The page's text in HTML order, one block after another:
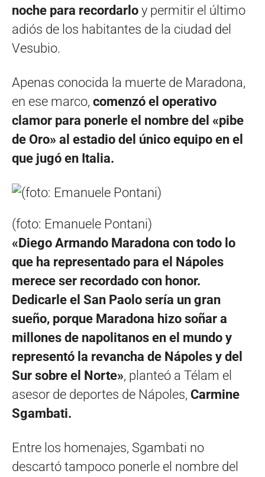
noche para recordarlo y permitir el último
adiós de los habitantes de la ciudad del
Vesubio.
Apenas conocida la muerte de Maradona,
en ese marco, comenzó el operativo
clamor para ponerle el nombre del «pibe
de Oro» al estadio del único equipo en el
que jugó en Italia.
(foto: Emanuele Pontani)
«Diego Armando Maradona con todo lo
que ha representado para el Nápoles
merece ser recordado con honor.
Dedicarle el San Paolo sería un gran
sueño, porque Maradona hizo soñar a
millones de napolitanos en el mundo y
representó la revancha de Nápoles y del
Sur sobre el Norte», planteó a Télam el
asesor de deportes de Nápoles, Carmine
Sgambati.
Entre los homenajes, Sgambati no
descartó tampoco ponerle el nombre del